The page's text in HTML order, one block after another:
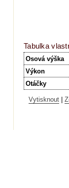
Tabulka
Osová výška
Výkon
Otáčky
Vytisknout